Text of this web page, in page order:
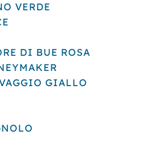
VERDE
DI BUE ROSA
GIALLO